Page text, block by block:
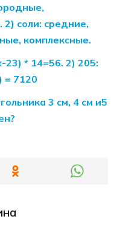
соли: средние,
комплексные.
* 14=56. 2) 205:
= 7120
3 см, 4 см и5